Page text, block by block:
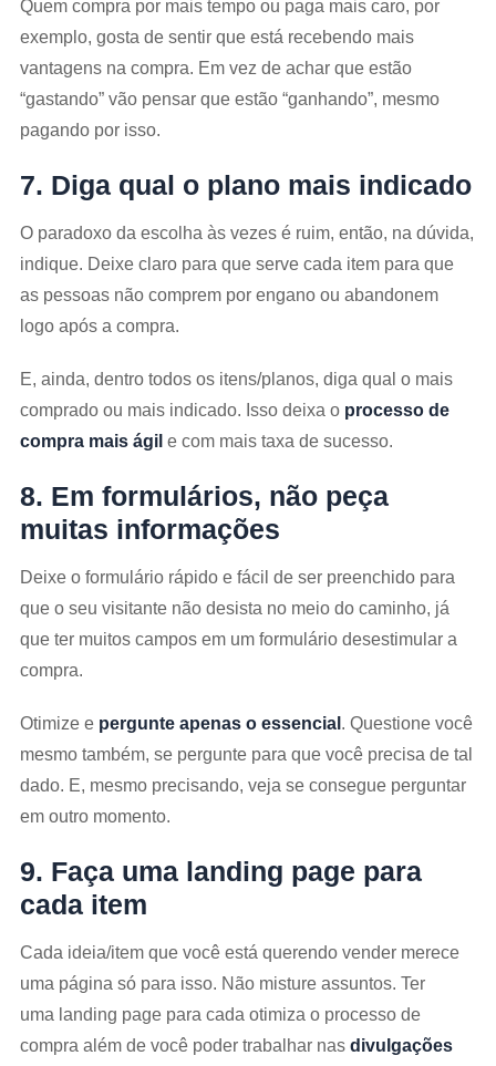
Quem compra por mais tempo ou paga mais caro, por
exemplo, gosta de sentir que está recebendo mais
vantagens na compra. Em vez de achar que estão
“gastando” vão pensar que estão “ganhando”, mesmo
pagando por isso.
7. Diga qual o plano mais indicado
O paradoxo da escolha às vezes é ruim, então, na dúvida,
indique. Deixe claro para que serve cada item para que
as pessoas não comprem por engano ou abandonem
logo após a compra.
E, ainda, dentro todos os itens/planos, diga qual o mais
comprado ou mais indicado. Isso deixa o processo de
compra mais ágil e com mais taxa de sucesso.
8. Em formulários, não peça
muitas informações
Deixe o formulário rápido e fácil de ser preenchido para
que o seu visitante não desista no meio do caminho, já
que ter muitos campos em um formulário desestimular a
compra.
Otimize e pergunte apenas o essencial . Questione você
mesmo também, se pergunte para que você precisa de tal
dado. E, mesmo precisando, veja se consegue perguntar
em outro momento.
9. Faça uma landing page para
cada item
Cada ideia/item que você está querendo vender merece
uma página só para isso. Não misture assuntos. Ter
uma landing page para cada otimiza o processo de
compra além de você poder trabalhar nas divulgações